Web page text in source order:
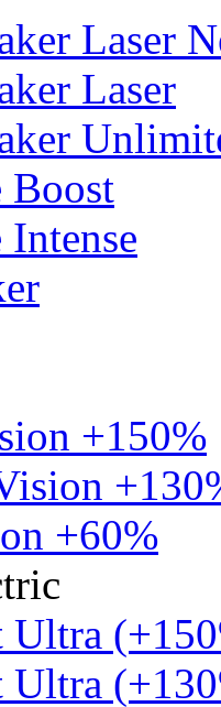
Laser
Laser
Boost
+150%
+60%
Ultra
Ultra